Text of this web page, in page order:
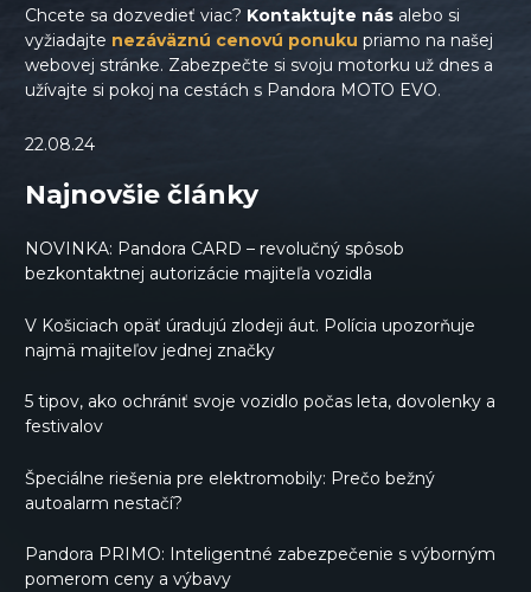
Chcete sa dozvedieť viac? Kontaktujte nás alebo si
vyžiadajte nezáväznú cenovú ponuku priamo na našej
webovej stránke. Zabezpečte si svoju motorku už dnes a
užívajte si pokoj na cestách s Pandora MOTO EVO.
22.08.24
Najnovšie články
NOVINKA: Pandora CARD – revolučný spôsob
bezkontaktnej autorizácie majiteľa vozidla
V Košiciach opäť úradujú zlodeji áut. Polícia upozorňuje
najmä majiteľov jednej značky
5 tipov, ako ochrániť svoje vozidlo počas leta, dovolenky a
festivalov
Špeciálne riešenia pre elektromobily: Prečo bežný
autoalarm nestačí?
Pandora PRIMO: Inteligentné zabezpečenie s výborným
pomerom ceny a výbavy